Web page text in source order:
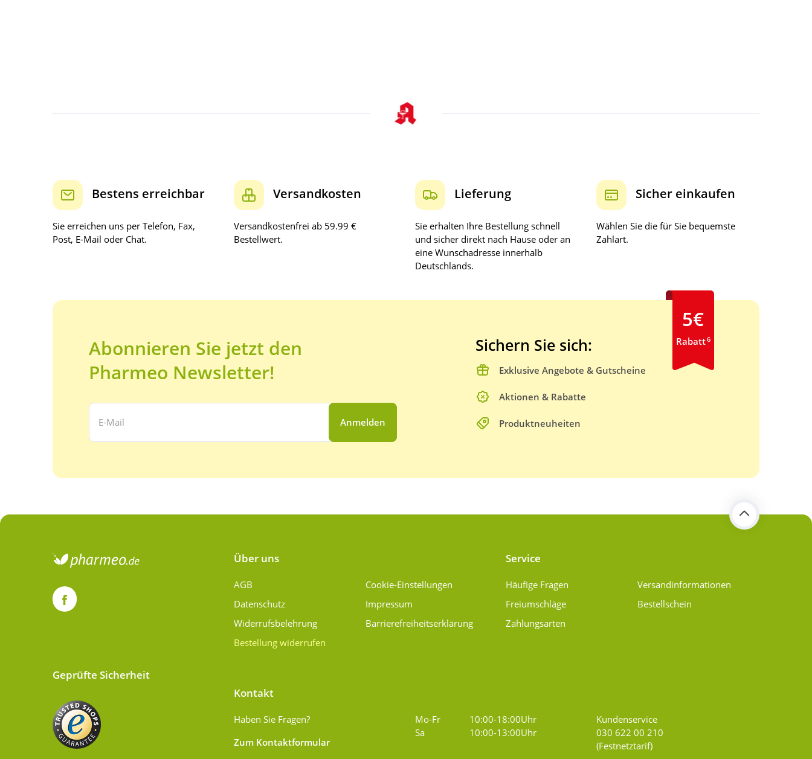
Bestens erreichbar
Sie erreichen uns per Telefon, Fax,
Post, E-Mail oder Chat.
Versandkosten
Versandkostenfrei ab 59.99 €
Bestellwert.
Lieferung
Sie erhalten Ihre Bestellung schnell
und sicher direkt nach Hause oder an
eine Wunschadresse innerhalb
Deutschlands.
Sicher einkaufen
Wählen Sie die für Sie bequemste
Zahlart.
Abonnieren Sie jetzt den
Pharmeo Newsletter!
Ihre E-Mail Adresse:
Anmelden
Sichern Sie sich:
Exklusive Angebote & Gutscheine
Aktionen & Rabatte
Produktneuheiten
5€
Rabatt6
Über uns
AGB
Datenschutz
Widerrufsbelehrung
Bestellung widerrufen
Cookie-Einstellungen
Impressum
Barrierefreiheitserklärung
Service
Häufige Fragen
Freiumschläge
Zahlungsarten
Versand­informationen
Bestellschein
Kontakt
Haben Sie Fragen?
Zum Kontaktformular
Mo-Fr
10:00-18:00Uhr
Sa
10:00-13:00Uhr
Kundenservice
030 622 00 210
(Festnetztarif)
Geprüfte Sicherheit